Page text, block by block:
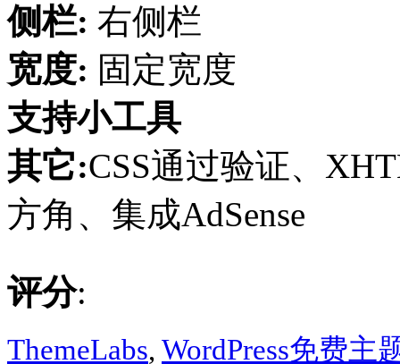
侧栏: 右侧栏
宽度: 固定宽度
支持小工具
其它:CSS通过验证、
方角、集成AdSense
评分:
ThemeLabs, WordPress免费主